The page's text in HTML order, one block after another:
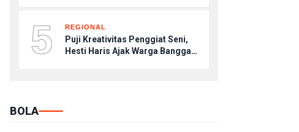
5 REGIONAL
Puji Kreativitas Penggiat Seni,
Hesti Haris Ajak Warga Bangga
BOLA